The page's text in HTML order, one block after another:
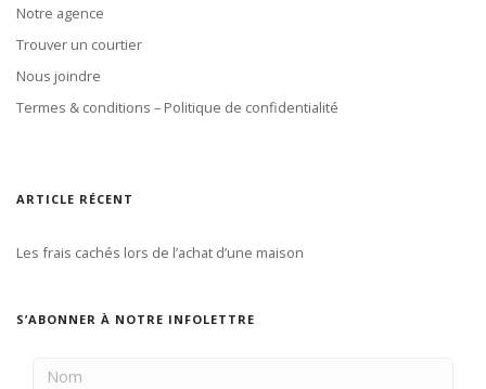
Notre agence
Trouver un courtier
Nous joindre
Termes & conditions – Politique de confidentialité
ARTICLE RÉCENT
Les frais cachés lors de l’achat d’une maison
S’ABONNER À NOTRE INFOLETTRE